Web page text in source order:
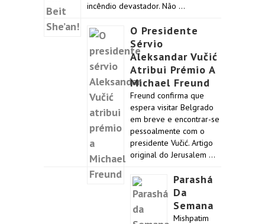
incêndio devastador. Não …
O Presidente
Sérvio
Aleksandar Vučić
Atribui Prémio A
Michael Freund
Freund confirma que
espera visitar Belgrado
em breve e encontrar-se
pessoalmente com o
presidente Vučić. Artigo
original do Jerusalem …
Parashá
Da
Semana
Mishpatim